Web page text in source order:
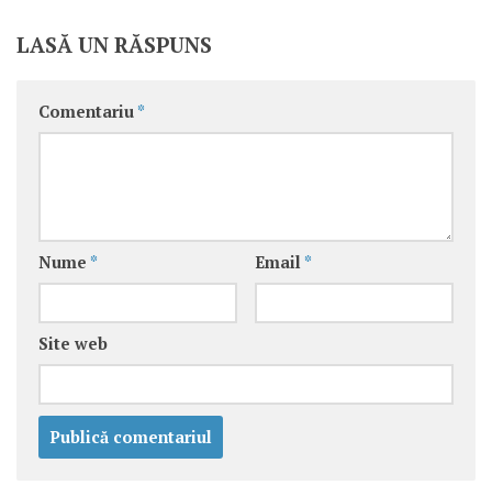
LASĂ UN RĂSPUNS
Comentariu *
Nume * Email *
Site web